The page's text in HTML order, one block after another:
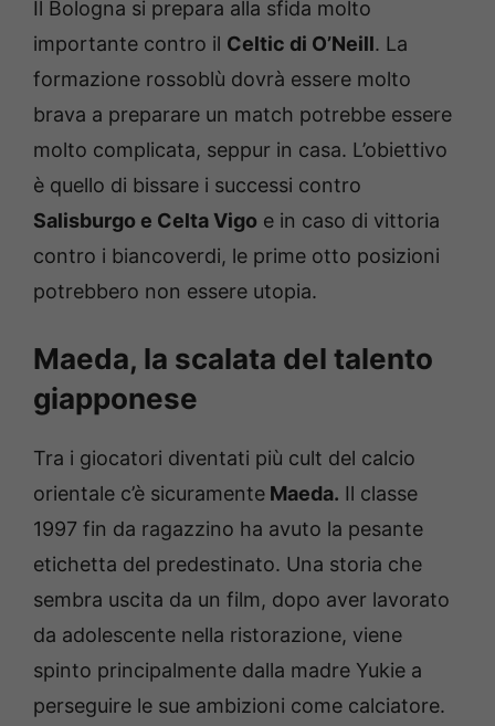
Il Bologna si prepara alla sfida molto
importante contro il Celtic di O’Neill. La
formazione rossoblù dovrà essere molto
brava a preparare un match potrebbe essere
molto complicata, seppur in casa. L’obiettivo
è quello di bissare i successi contro
Salisburgo e Celta Vigo e in caso di vittoria
contro i biancoverdi, le prime otto posizioni
potrebbero non essere utopia.
Maeda, la scalata del talento
giapponese
Tra i giocatori diventati più cult del calcio
orientale c’è sicuramente Maeda. Il classe
1997 fin da ragazzino ha avuto la pesante
etichetta del predestinato. Una storia che
sembra uscita da un film, dopo aver lavorato
da adolescente nella ristorazione, viene
spinto principalmente dalla madre Yukie a
perseguire le sue ambizioni come calciatore.